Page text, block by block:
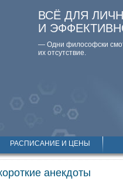
ВСЁ ДЛЯ
И
— Одни философски
их отсутствие.
РАСПИСАНИЕ И ЦЕНЫ
анекдоты